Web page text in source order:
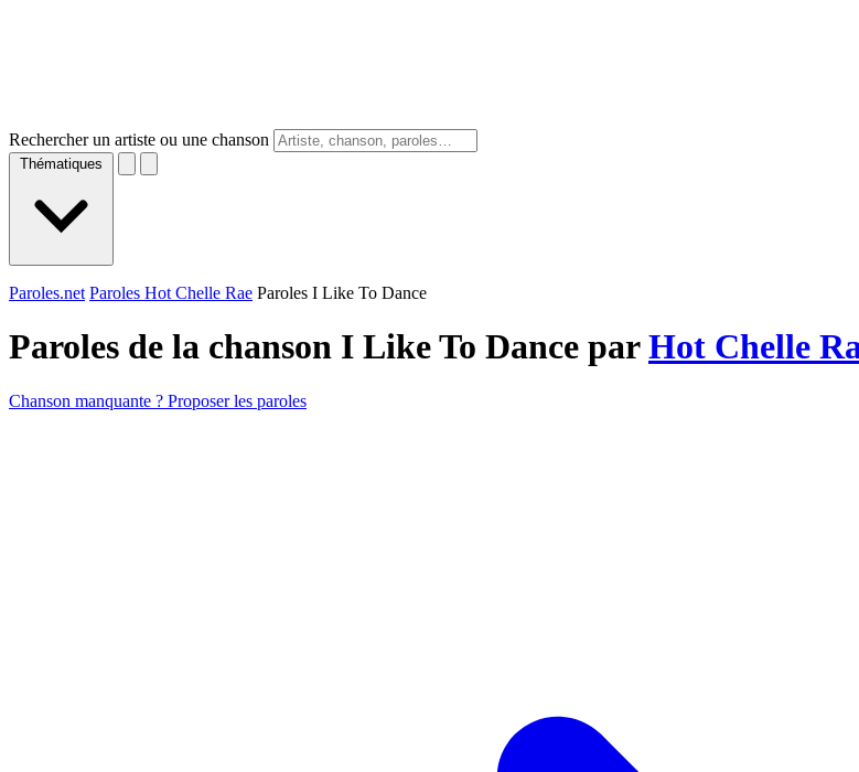
Rechercher un artiste ou une chanson
Thématiques
Paroles.net Paroles Hot Chelle Rae Paroles I Like To Dance
Paroles de la chanson I Like To Dance parHot Chelle
Chanson manquante ? Proposer les paroles